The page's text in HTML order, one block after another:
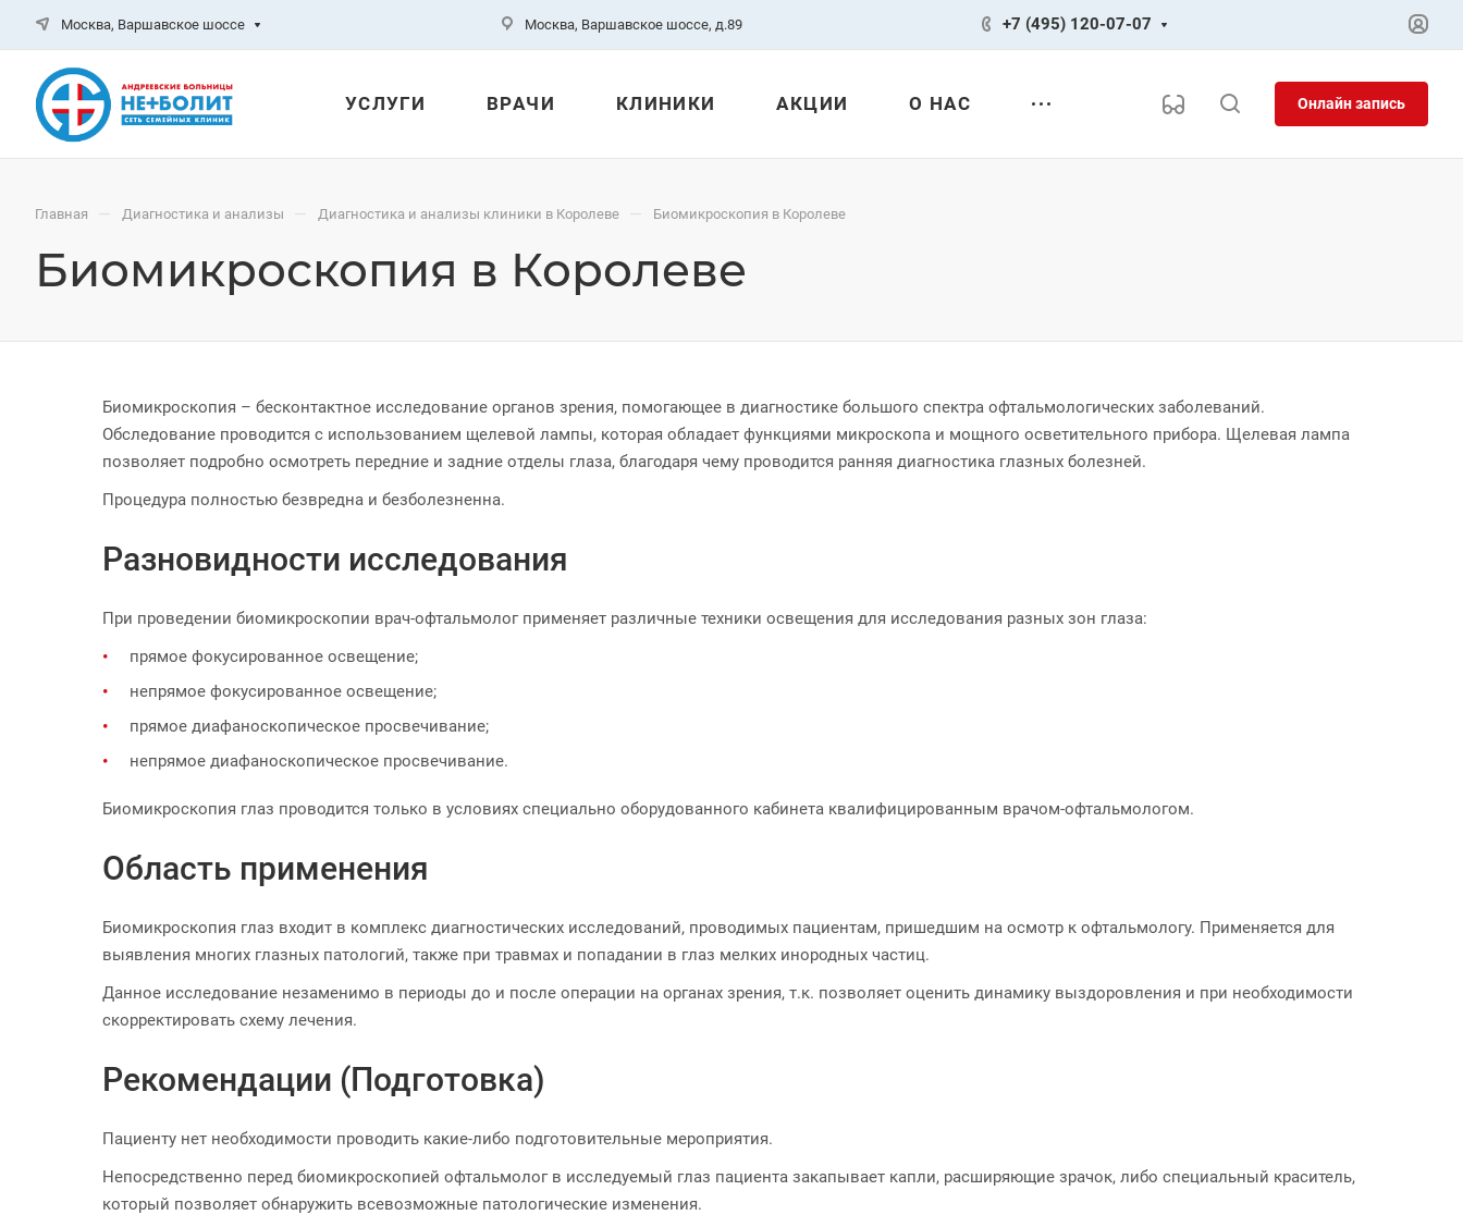
Москва, Варшавское шоссе Москва, Варшавское шоссе, д.89 +7 (495) 120-07-07
УСЛУГИ ВРАЧИ КЛИНИКИ АКЦИИ О НАС Онлайн запись
Главная — Диагностика и анализы — Диагностика и анализы клиники в Королеве — Биомикроскопия в Королеве
Биомикроскопия в Королеве
Биомикроскопия – бесконтактное исследование органов зрения, помогающее в диагностике большого спектра офтальмологических заболеваний.
Обследование проводится с использованием щелевой лампы, которая обладает функциями микроскопа и мощного осветительного прибора. Щелевая лампа
позволяет подробно осмотреть передние и задние отделы глаза, благодаря чему проводится ранняя диагностика глазных болезней.
Процедура полностью безвредна и безболезненна.
Разновидности исследования
При проведении биомикроскопии врач-офтальмолог применяет различные техники освещения для исследования разных зон глаза:
прямое фокусированное освещение;
непрямое фокусированное освещение;
прямое диафаноскопическое просвечивание;
непрямое диафаноскопическое просвечивание.
Биомикроскопия глаз проводится только в условиях специально оборудованного кабинета квалифицированным врачом-офтальмологом.
Область применения
Биомикроскопия глаз входит в комплекс диагностических исследований, проводимых пациентам, пришедшим на осмотр к офтальмологу. Применяется для
выявления многих глазных патологий, также при травмах и попадании в глаз мелких инородных частиц.
Данное исследование незаменимо в периоды до и после операции на органах зрения, т.к. позволяет оценить динамику выздоровления и при необходимости
скорректировать схему лечения.
Рекомендации (Подготовка)
Пациенту нет необходимости проводить какие-либо подготовительные мероприятия.
Непосредственно перед биомикроскопией офтальмолог в исследуемый глаз пациента закапывает капли, расширяющие зрачок, либо специальный краситель,
который позволяет обнаружить всевозможные патологические изменения.